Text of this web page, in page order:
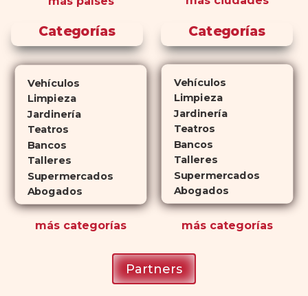
perfiles de efectos secundarios
diferencia? El tiempo.comprar
Cialisejerce sus efectos hasta 4
que lo convierte en una opción
atractiva para quienes no desean
planificar sus actividades
románticas con antelación.
Categorías
Vehículos
Limpieza
Jardinería
Teatros
Bancos
Talleres
Supermercados
Abogados
más categorías
Categorías
Vehículos
Limpieza
Jardinería
Teatros
Bancos
Talleres
Supermercados
Abogados
máscategorías
Partners